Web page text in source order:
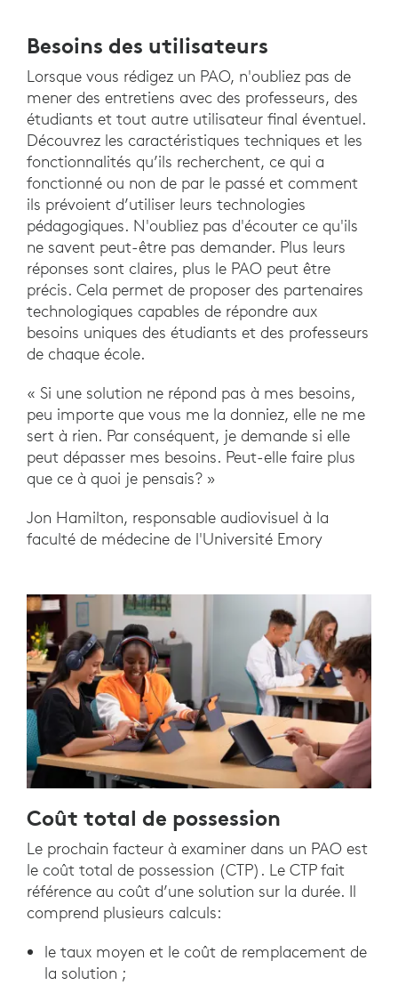
Besoins des utilisateurs
Lorsque vous rédigez un PAO, n'oubliez pas de
mener des entretiens avec des professeurs, des
étudiants et tout autre utilisateur final éventuel.
Découvrez les caractéristiques techniques et les
fonctionnalités qu’ils recherchent, ce qui a
fonctionné ou non de par le passé et comment
ils prévoient d’utiliser leurs technologies
pédagogiques. N'oubliez pas d'écouter ce qu'ils
ne savent peut-être pas demander. Plus leurs
réponses sont claires, plus le PAO peut être
précis. Cela permet de proposer des partenaires
technologiques capables de répondre aux
besoins uniques des étudiants et des professeurs
de chaque école.
« Si une solution ne répond pas à mes besoins,
peu importe que vous me la donniez, elle ne me
sert à rien. Par conséquent, je demande si elle
peut dépasser mes besoins. Peut-elle faire plus
que ce à quoi je pensais? »
Jon Hamilton, responsable audiovisuel à la
faculté de médecine de l'Université Emory
Coût total de possession
Le prochain facteur à examiner dans un PAO est
le coût total de possession (CTP). Le CTP fait
référence au coût d’une solution sur la durée. Il
comprend plusieurs calculs:
le taux moyen et le coût de remplacement de
la solution ;